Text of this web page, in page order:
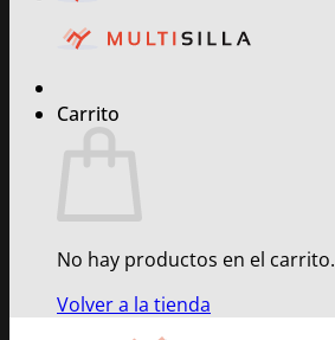
Carrito
No hay productos en el carrito.
Volver a la tienda